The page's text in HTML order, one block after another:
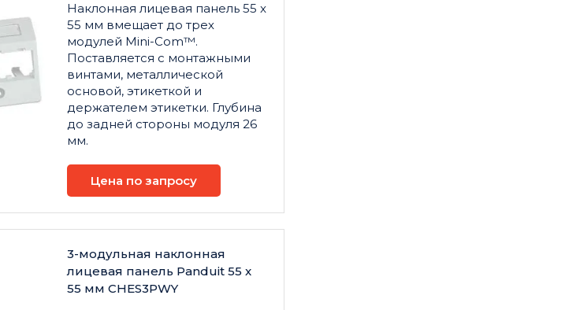
Наклонная лицевая панель 55 x
55 мм вмещает до трех
модулей Mini-Com™.
Поставляется с монтажными
винтами, металлической
основой, этикеткой и
держателем этикетки. Глубина
до задней стороны модуля 26
мм.
Цена по запросу
3-модульная наклонная
лицевая панель Panduit 55 x
55 мм CHES3PWY